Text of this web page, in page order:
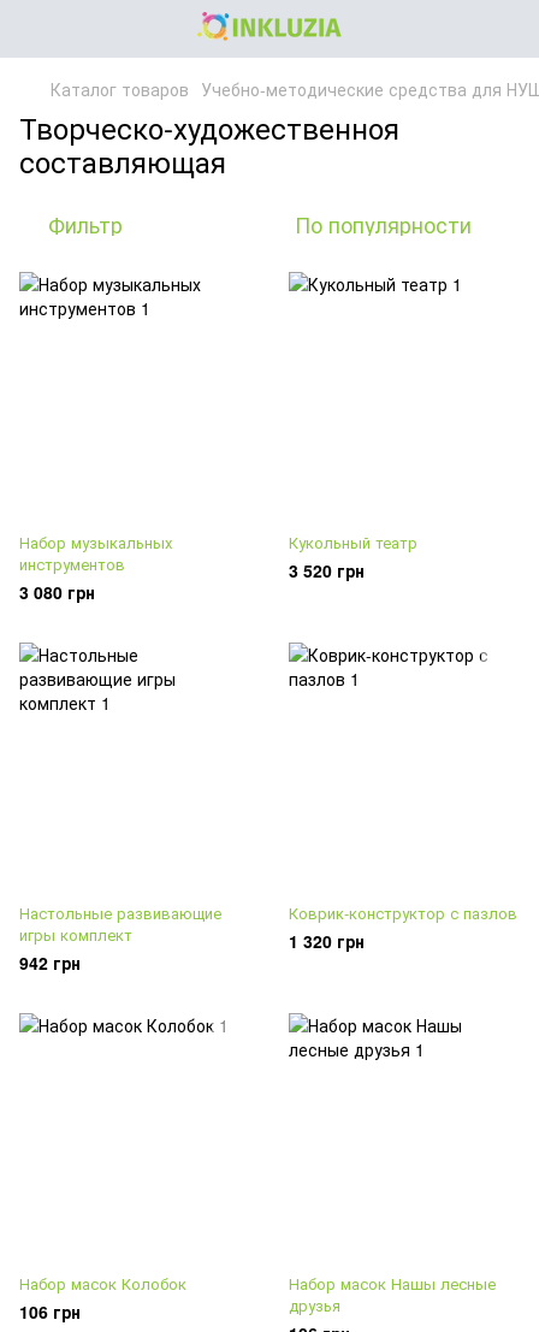
Каталог товаров Учебно-методические средства для
Творческо-художественноя
составляющая
Фильтр По популярности
Набор музыкальных
инструментов
3 080 грн
Кукольный театр
3 520 грн
Настольные развивающие
игры комплект
942 грн
Коврик-конструктор с пазлов
1 320 грн
Набор масок Колобок
106 грн
Набор масок Нашы лесные
друзья